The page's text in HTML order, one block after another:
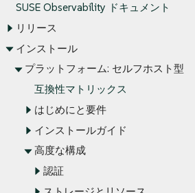
SUSE Observability ドキュメント
リリース
インストール
プラットフォーム: セルフホスト型
互換性マトリックス
はじめにと要件
インストールガイド
高度な構成
認証